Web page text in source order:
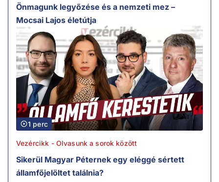
Önmagunk legyőzése és a nemzeti mez –
Mocsai Lajos életútja
1 perc
Vezércikk - Olvasunk a sorok között
Sikerül Magyar Péternek egy eléggé sértett
államfőjelöltet találnia?